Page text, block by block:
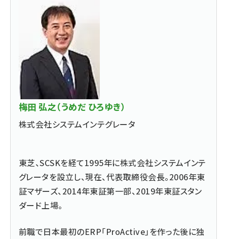
梅田 弘之（うめだ ひろゆき）
株式会社システムインテグレータ
東芝、SCSKを経て1995年に株式会社システムインテ
グレータを設立し、現在、代表取締役会長。2006年東
証マザーズ、2014年東証第一部、2019年東証スタン
ダード上場。
前職で日本最初のERP「ProActive」を作った後に独